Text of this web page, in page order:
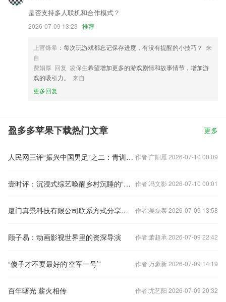
是否支持多人联机和合作模式？
2026-07-09 13:23 推荐
上官烁希 ：每次玩游戏都忘记保存进度，有没有提醒的小技巧？ 来
自
费娟厚 回复 凌保生希望增加更多的游戏剧情和故事情节，增加游
戏的吸引力。
来自
更多回复
盈多多苹果下载热门文章 更多
人民网三评“振兴中国男足”之二：青训是基础，不动摇！ 作者:广阳雁 2026-07-10 00:09
壹时评：沉浸式综艺唤醒乡村沉睡的“情绪价值” 作者:冯文影 2026-07-10 00:01
厦门真景科技有限公司联系方式分享：像素蛋糕官方咨询400热线一站式答疑 作者:吴磊泰 2026-07-09 13:58
顾子易：动画影视世界里的资深导演 作者:萧超承 2026-07-09 22:42
“傻子才不要最好的‘空军一号’” 作者:万豪新 2026-07-09 14:19
百年曙光 薪火相传 作者:尤艺阳 2026-07-09 20:32